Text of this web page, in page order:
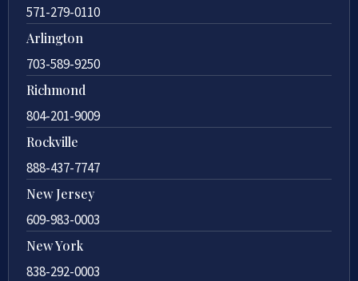
571-279-0110
Arlington
703-589-9250
Richmond
804-201-9009
Rockville
888-437-7747
New Jersey
609-983-0003
New York
838-292-0003